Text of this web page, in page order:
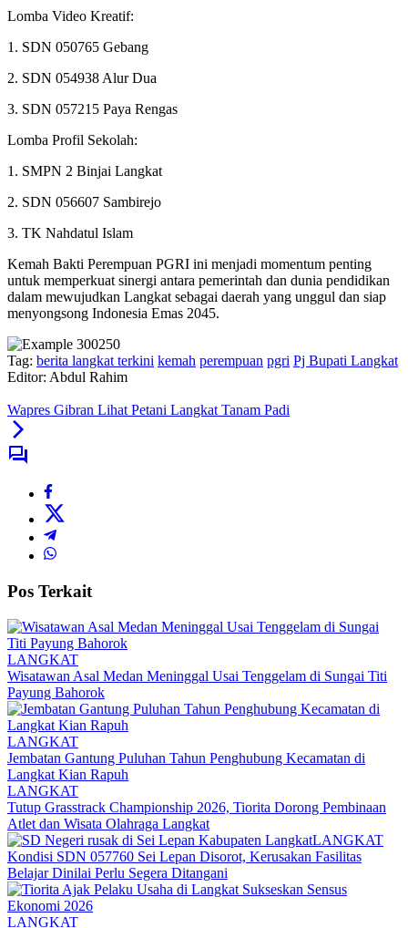
Lomba Video Kreatif:
1. SDN 050765 Gebang
2. SDN 054938 Alur Dua
3. SDN 057215 Paya Rengas
Lomba Profil Sekolah:
1. SMPN 2 Binjai Langkat
2. SDN 056607 Sambirejo
3. TK Nahdatul Islam
Kemah Bakti Perempuan PGRI ini menjadi momentum penting
untuk memperkuat sinergi antara pemerintah dan dunia pendidikan
dalam mewujudkan Langkat sebagai daerah yang unggul dan siap
menyongsong Indonesia Emas 2045.
Tag: berita langkat terkini kemah perempuan pgri Pj Bupati Langkat
Editor: Abdul Rahim
Wapres Gibran Lihat Petani Langkat Tanam Padi
Pos Terkait
LANGKAT
Wisatawan Asal Medan Meninggal Usai Tenggelam di Sungai Titi
Payung Bahorok
LANGKAT
Jembatan Gantung Puluhan Tahun Penghubung Kecamatan di
Langkat Kian Rapuh
LANGKAT
Tutup Grasstrack Championship 2026, Tiorita Dorong Pembinaan
Atlet dan Wisata Olahraga Langkat
LANGKAT
Kondisi SDN 057760 Sei Lepan Disorot, Kerusakan Fasilitas
Belajar Dinilai Perlu Segera Ditangani
LANGKAT